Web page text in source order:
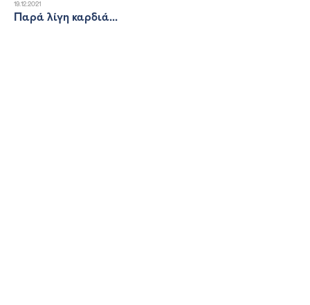
19.12.2021
Παρά λίγη καρδιά...